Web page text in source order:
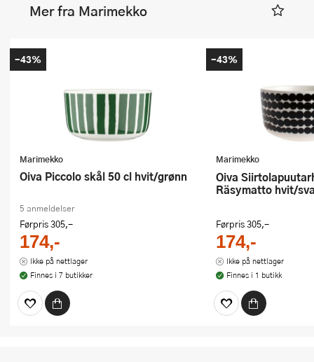
Mer fra Marimekko
Marimekko
Oiva Piccolo skål 50 cl hvit/grønn
5 anmeldelser
Førpris305,-
174,-
Ikke på nettlager
Finnes i 7 butikker
-43%
Marimekko
Oiva Siirtolapuutarha skål 50 cl
Räsymatto hvit/
Førpris305,-
174,-
Ikke på nettlager
Finnes i 1 butikk
-43%